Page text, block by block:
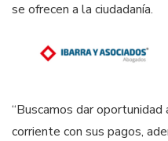
se ofrecen a la ciudadanía.
“Buscamos dar
corriente con sus pagos,